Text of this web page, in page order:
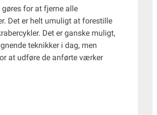
for at fjerne alle
Det er helt umuligt at forestille
Det er ganske muligt,
teknikker i dag, men
at udføre de anførte værker